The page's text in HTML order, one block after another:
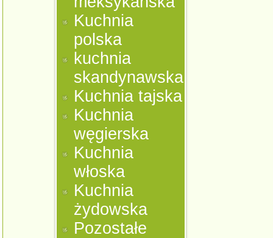
Kuchnia
polska
kuchnia
skandynawska
Kuchnia tajska
Kuchnia
węgierska
Kuchnia
włoska
Kuchnia
żydowska
Pozostałe